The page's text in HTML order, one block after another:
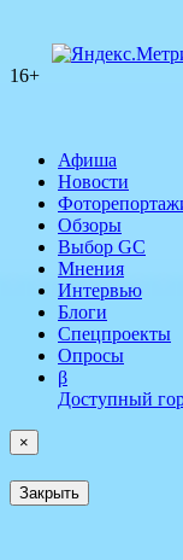
16+
Афиша
Новости
Обзоры
Выбор GC
Мнения
Интервью
Блоги
Спецпроекты
Опросы
β
Доступный
×
Закрыть